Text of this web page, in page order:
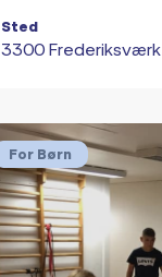
Sted
3300 Frederiksværk
For Børn